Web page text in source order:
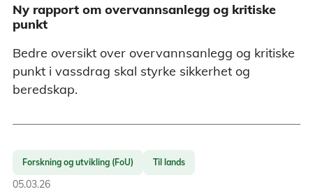
Ny rapport om overvannsanlegg og kritiske
punkt
Bedre oversikt over overvannsanlegg og kritiske
punkt i vassdrag skal styrke sikkerhet og
beredskap.
Forskning og utvikling (FoU) Til lands
05.03.26